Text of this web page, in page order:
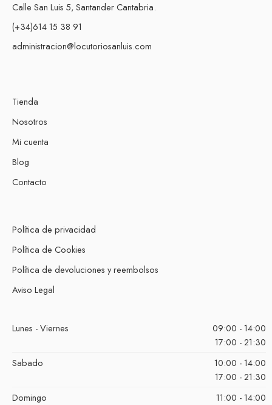
Calle San Luis 5, Santander Cantabria.
(+34)614 15 38 91
administracion@locutoriosanluis.com
Tienda
Nosotros
Mi cuenta
Blog
Contacto
Política de privacidad
Política de Cookies
Política de devoluciones y reembolsos
Aviso Legal
Lunes - Viernes
09:00 - 14:00
17:00 - 21:30
Sabado
10:00 - 14:00
17:00 - 21:30
Domingo
11:00 - 14:00